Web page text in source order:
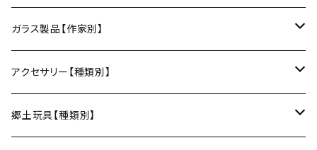
サーバー
菓子切
ポットマット
梅山窯（砥部焼／愛媛）
宗像窯（会津本郷焼／福島）
松永窯（大堀相馬焼／福島）
和箒（栃木）
和箒（群馬）
かご
Therese（奈良）
ガラス製品【作家別】
Taiga Glass（群馬）
アクセサリー【種類別】
ネックレス
郷土玩具【種類別】